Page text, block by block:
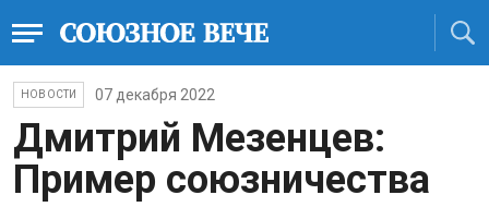
НОВОСТИ 07 декабря 2022
Дмитрий Мезенцев:
Пример союзничества